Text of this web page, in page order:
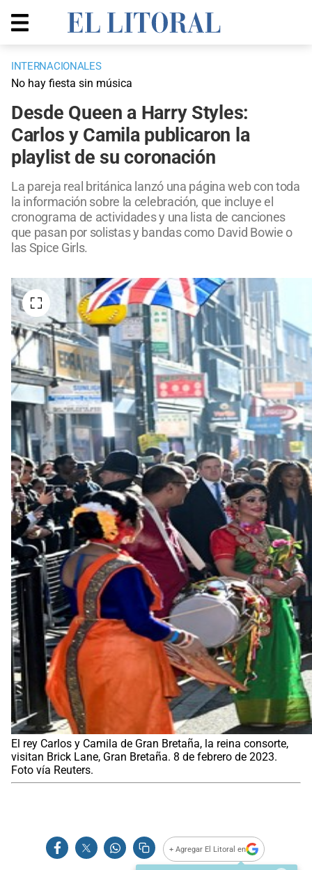
INTERNACIONALES
No hay fiesta sin música
Desde Queen a Harry Styles:
Carlos y Camila publicaron la
playlist de su coronación
La pareja real británica lanzó una página web con toda
la información sobre la celebración, que incluye el
cronograma de actividades y una lista de canciones
que pasan por solistas y bandas como David Bowie o
las Spice Girls.
El rey Carlos y Camila de Gran Bretaña, la reina consorte,
visitan Brick Lane, Gran Bretaña. 8 de febrero de 2023.
Foto vía Reuters.
+ Agregar El Litoral en